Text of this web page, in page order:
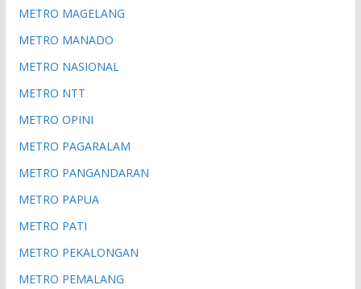
METRO MAGELANG
METRO MANADO
METRO NASIONAL
METRO NTT
METRO OPINI
METRO PAGARALAM
METRO PANGANDARAN
METRO PAPUA
METRO PATI
METRO PEKALONGAN
METRO PEMALANG